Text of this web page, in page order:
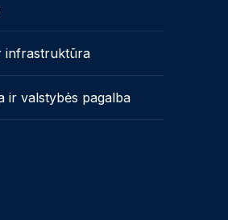
infrastruktūra
ir valstybės pagalba